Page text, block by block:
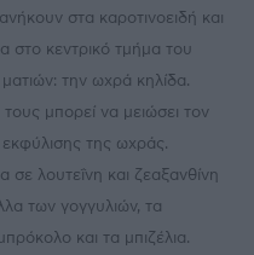
στα καροτινοειδή και
στο κεντρικό τμήμα του
την ωχρά κηλίδα.
μπορεί να μειώσει τον
εκφύλισης της ωχράς.
σε λουτεΐνη και ζεαξανθίνη
των γογγυλιών, τα
και τα μπιζέλια.